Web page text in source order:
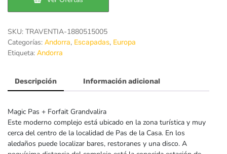
109€.88€.
SKU: TRAVENTIA-1880515005
Categorías: Andorra, Escapadas, Europa
Etiqueta: Andorra
Descripción Información adicional
Magic Pas + Forfait Grandvalira
Este moderno complejo está ubicado en la zona turística y muy
cerca del centro de la localidad de Pas de la Casa. En los
aledaños puede localizar bares, restoranes y una disco. A